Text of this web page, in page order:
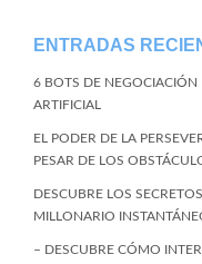
ENTRADAS
6 BOTS DE NEGOCIACIÓN
ARTIFICIAL
EL PODER DE LA
PESAR DE LOS
DESCUBRE LOS
MILLONARIO
– DESCUBRE CÓMO